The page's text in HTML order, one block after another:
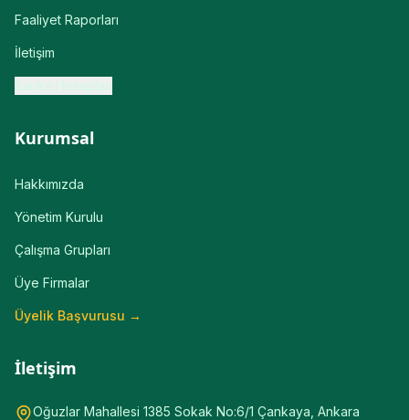
Faaliyet Raporları
İletişim
Banka Hesapları
Kurumsal
Hakkımızda
Yönetim Kurulu
Çalışma Grupları
Üye Firmalar
Üyelik Başvurusu →
İletişim
Oğuzlar Mahallesi 1385 Sokak No:6/1 Çankaya, Ankara